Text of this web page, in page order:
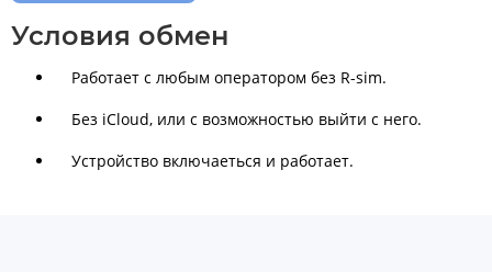
Условия обмен
Работает с любым оператором без R-sim.
Без iСloud, или с возможностью выйти с него.
Устройство включаеться и работает.